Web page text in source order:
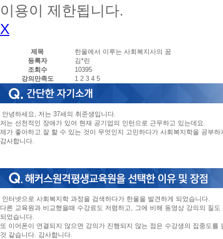
이용이 제한됩니다.
X
제목
한울에서 이루는 사회복지사의 꿈
등록자
김*린
조회수
10395
강의만족도
1 2 3 4 5
안녕하세요, 저는 37세의 취준생입니다.
저는 선천적인 장애가 있어 현재 공기업의 인턴으로 근무하고 있는데요.
제가 좋아하고 잘 할 수 있는 것이 무엇인지 고민하다가 사회복지학을 공부하
감사합니다.
인터넷으로 사회복지학 과정을 검색하다가 한울을 발견하게 되었습니다.
다른 교육원과 비교했을때 수강료도 저렴하고, 그에 비해 동영상 강의의 질
되었습니다.
또 이어폰이 연결되지 않으면 강의가 진행되지 않는 점은 수강생의 집중도를
것 같습니다. 감사합니다.